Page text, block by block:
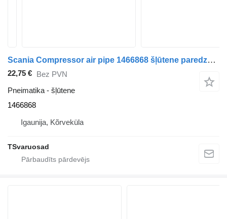
Scania Compressor air pipe 1466868 šļūtene paredzēts Scania P94 vilcēja
22,75 € Bez PVN
Pneimatika - šļūtene
1466868
Igaunija, Kõrveküla
TSvaruosad